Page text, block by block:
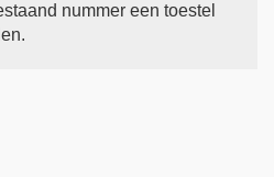
nummer een toestel